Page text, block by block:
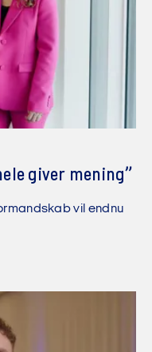
giver mening”
vil endnu